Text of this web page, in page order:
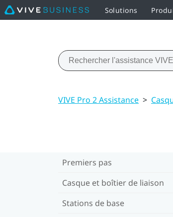
Solutions
VIVE Pro 2 Assistance >
Premiers pas
Casque et boîtier de liaison
Stations de base